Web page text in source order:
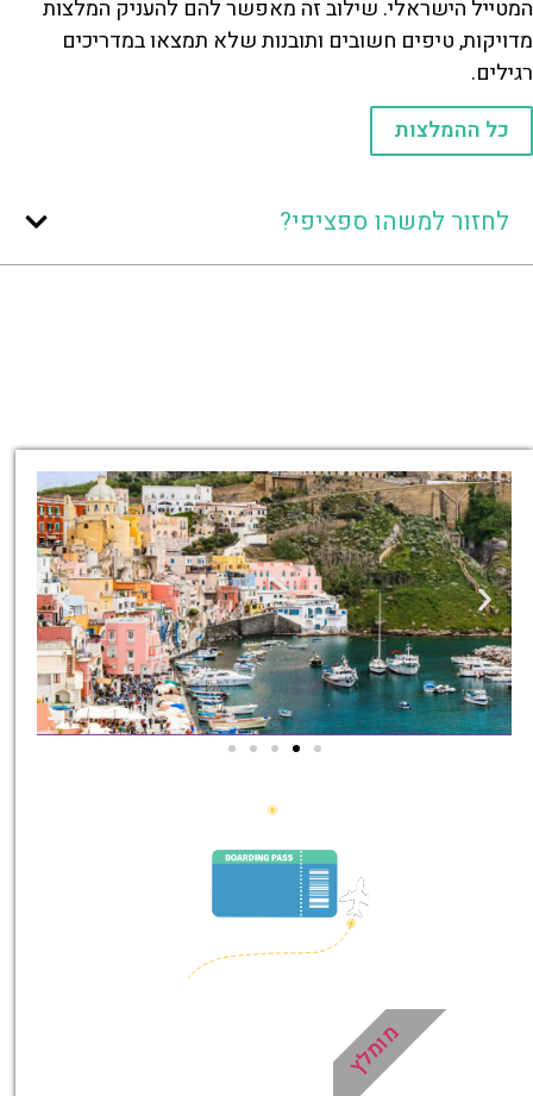
המטייל הישראלי. שילוב זה מאפשר להם להעניק המלצות
מדויקות, טיפים חשובים ותובנות שלא תמצאו במדריכים
רגילים.
כל ההמלצות
לחזור למשהו ספציפי?
הדרכה מקצועית ואינפורמטיבית
במיוחד עבורכם!
לחצו פה!
מומלץ